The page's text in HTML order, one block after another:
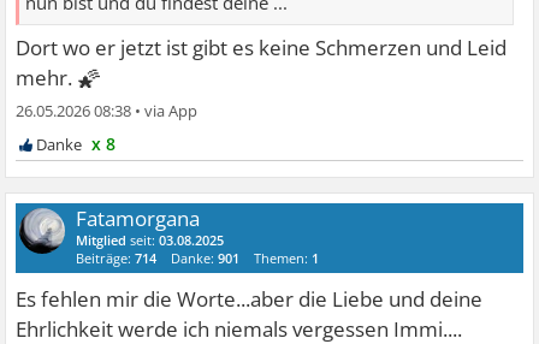
Dort wo er jetzt ist gibt es keine Schmerzen und Leid
mehr. 🌠
26.05.2026 08:38 •
x 8
Fatamorgana
Mitglied seit:03.08.2025
Beiträge:714 Danke:901 Themen: 1
Es fehlen mir die Worte...aber die Liebe und deine
Ehrlichkeit werde ich niemals vergessen Immi....